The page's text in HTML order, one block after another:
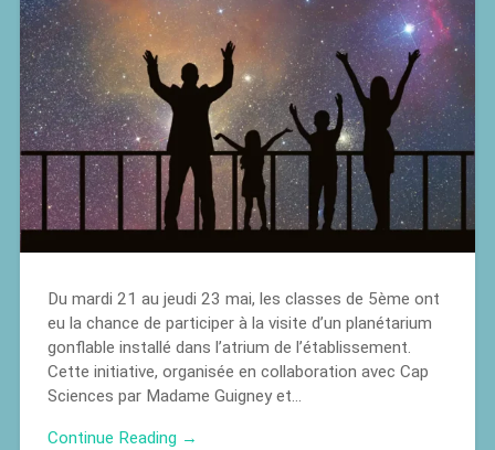
Du mardi 21 au jeudi 23 mai, les classes de 5ème ont
eu la chance de participer à la visite d’un planétarium
gonflable installé dans l’atrium de l’établissement.
Cette initiative, organisée en collaboration avec Cap
Sciences par Madame Guigney et…
Continue Reading →